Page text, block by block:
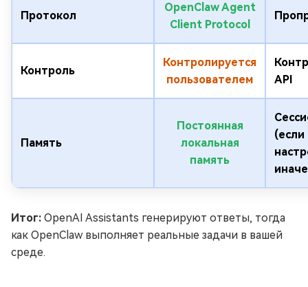
Протокол
OpenClaw Agent
Client Protocol
Контроль
Контролируется
пользователем
API
Память
Постоянная
локальная
память
(если
Итог: OpenAI Assistants генерируют ответы, тогда
как OpenClaw выполняет реальные задачи в вашей
среде.